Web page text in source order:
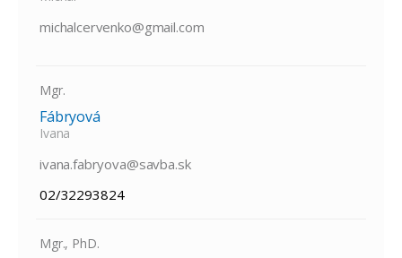
michalcervenko@gmail.com
Mgr.
Fábryová
Ivana
ivana.fabryova@savba.sk
02/32293824
Mgr., PhD.